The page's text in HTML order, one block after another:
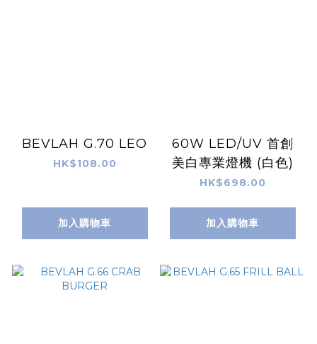
BEVLAH G.70 LEO
HK$108.00
加入購物車
60W LED/UV 首創
美白專業燈機 (白色)
HK$698.00
加入購物車